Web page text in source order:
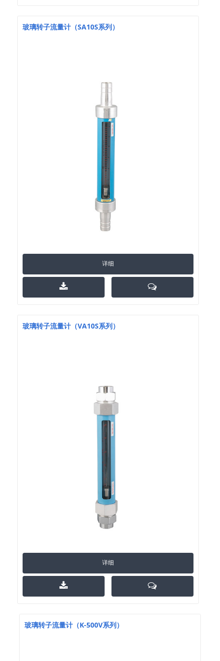
玻璃转子流量计（SA10S系列）
详细
玻璃转子流量计（VA10S系列）
详细
玻璃转子流量计（K-500V系列）